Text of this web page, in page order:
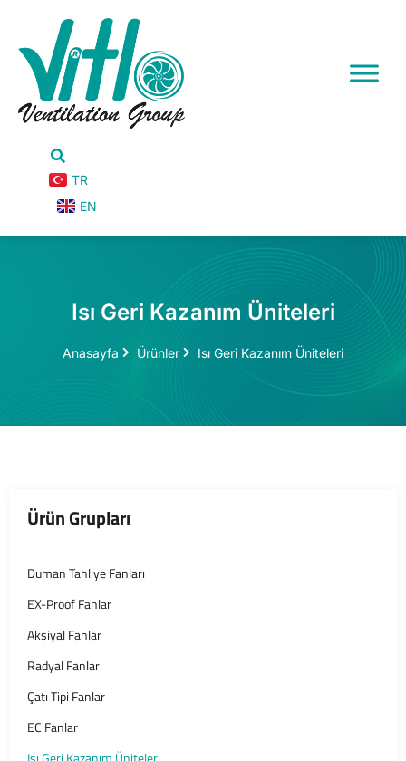
TR
EN
Isı Geri Kazanım Üniteleri
Anasayfa Ürünler Isı Geri Kazanım Üniteleri
Ürün Grupları
Duman Tahliye Fanları
EX-Proof Fanlar
Aksiyal Fanlar
Radyal Fanlar
Çatı Tipi Fanlar
EC Fanlar